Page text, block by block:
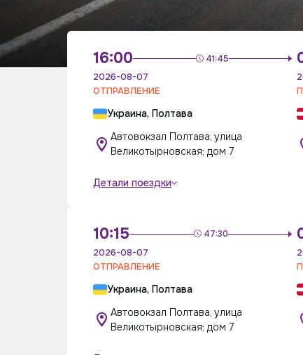
16:00 41:45
2026-08-07
ОТПРАВЛЕНИЕ
Украина, Полтава
Автовокзал Полтава, улица
Великотырновская; дом 7
Детали поездки
10:15 47:30
2026-08-07
ОТПРАВЛЕНИЕ
Украина, Полтава
Автовокзал Полтава, улица
Великотырновская; дом 7